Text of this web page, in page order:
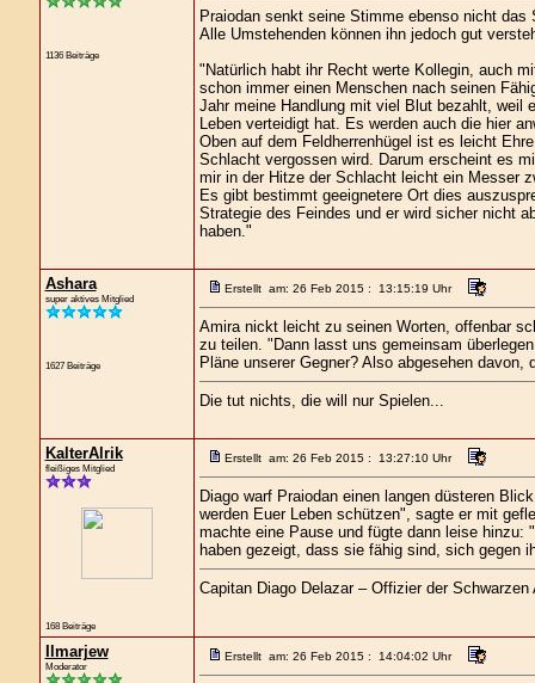
1136 Beiträge
Praiodan senkt seine Stimme ebenso nicht
Alle Umstehenden können ihn jedoch gut
"Natürlich habt ihr Recht werte Kollegin, auch
schon immer einen Menschen nach seinen
Jahr meine Handlung mit viel Blut bezahlt, weil
Leben verteidigt hat. Es werden auch die hier
Oben auf dem Feldherrenhügel ist es leicht
Schlacht vergossen wird. Darum erscheint es
mir in der Hitze der Schlacht leicht ein Messer
Es gibt bestimmt geeignetere Ort dies
Strategie des Feindes und er wird sicher nicht
haben."
Ashara
super aktives Mitglied
1627 Beiträge
Erstellt am: 26 Feb 2015 : 13:15:19 Uhr
Amira nickt leicht zu seinen Worten, offenbar
zu teilen. "Dann lasst uns gemeinsam
Pläne unserer Gegner? Also abgesehen
Die tut nichts, die will nur Spielen...
KalterAlrik
fleißiges Mitglied
168 Beiträge
Erstellt am: 26 Feb 2015 : 13:27:10 Uhr
Diago warf Praiodan einen langen düsteren
werden Euer Leben schützen", sagte er mit
machte eine Pause und fügte dann leise hinzu:
haben gezeigt, dass sie fähig sind, sich gegen
Capitan Diago Delazar – Offizier der
Ilmarjew
Moderator
Erstellt am: 26 Feb 2015 : 14:04:02 Uhr